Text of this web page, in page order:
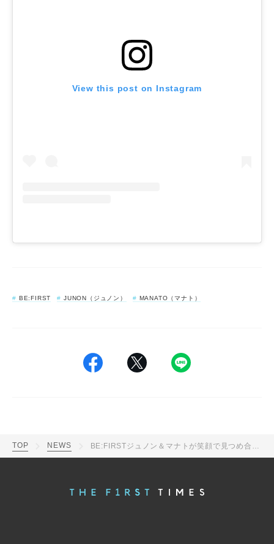
View this post on Instagram
BE:FIRST JUNON（ジュノン） MANATO（マナト）
TOP NEWS